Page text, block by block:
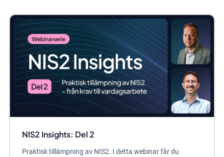
NIS2 Insights: Del 2
Praktisk tillämpning av NIS2. I detta webinar får du